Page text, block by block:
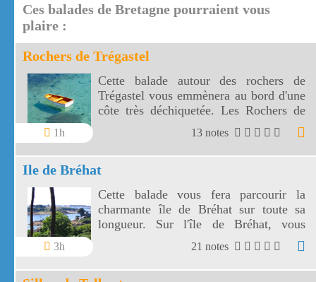
Ces balades de Bretagne pourraient vous
plaire :
Rochers de Trégastel
1h
Cette balade autour des rochers de
Trégastel vous emmènera au bord d'une
côte très déchiquetée. Les Rochers de
Trégastel sont spectaculaires et leurs
formes sont évocatrices.
13 notes
Ile de Bréhat
3h
Cette balade vous fera parcourir la
charmante île de Bréhat sur toute sa
longueur. Sur l'île de Bréhat, vous
découvrirez une végétation surprenante
avec des palmiers et des plantes
méditerranéennes.
21 notes